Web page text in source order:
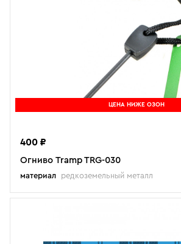
ЦЕНА НИЖЕ ОЗОН
400 ₽
Огниво Tramp TRG-030
материал редкоземельный металл